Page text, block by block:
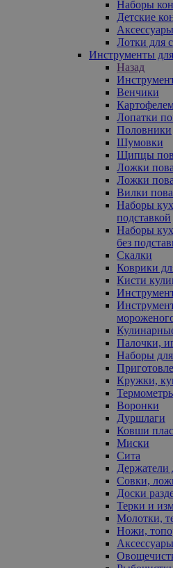
Наборы
Детские
Лотки для
Инструменты
Назад
Венчики
Лопатки
Половники
Шумовки
Щипцы
Ложки
Ложки
Вилки
Наборы
подставкой
Наборы
без
Скалки
Коврики
Кисти
Палочки,
Наборы
Кружки,
Воронки
Дуршлаги
Ковши
Миски
Сита
Держатели
Совки,
Доски
Терки и
Молотки,
Ножи,